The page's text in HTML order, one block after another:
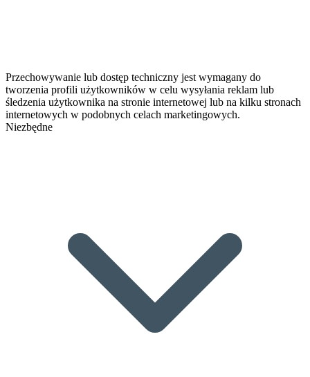
Przechowywanie lub dostęp techniczny jest wymagany do
tworzenia profili użytkowników w celu wysyłania reklam lub
śledzenia użytkownika na stronie internetowej lub na kilku stronach
internetowych w podobnych celach marketingowych.
Niezbędne